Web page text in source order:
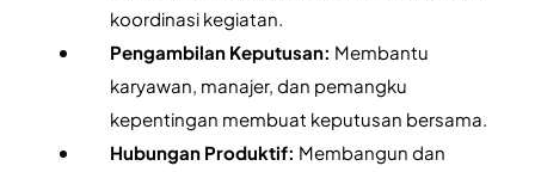
koordinasi kegiatan.
Pengambilan Keputusan: Membantu
karyawan, manajer, dan pemangku
kepentingan membuat keputusan bersama.
Hubungan Produktif: Membangun dan